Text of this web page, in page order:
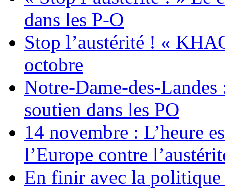
dans les P-O
Stop l’austérité ! «
octobre
Notre-Dame-des-
soutien dans les PO
14 novembre : L’heure
l’Europe contre
En finir avec la politique